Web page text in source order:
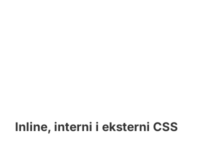
Inline, interni i eksterni CSS